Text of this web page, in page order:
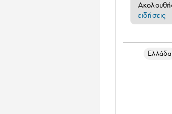
ειδήσεις
Ελλάδα